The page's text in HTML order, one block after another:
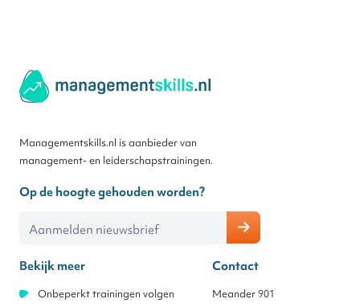
Bekijk meer
Onbeperkt trainingen volgen
Contact
Meander 901
Managementskills.nl is aanbieder van
management- en leiderschapstrainingen.
Op de hoogte gehouden worden?